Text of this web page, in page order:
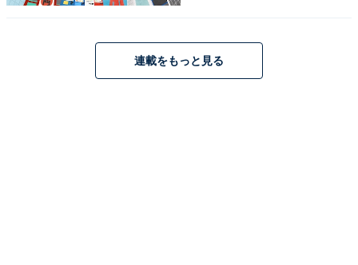
連載をもっと見る